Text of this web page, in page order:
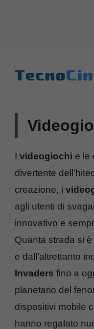
I videogiochi e le
divertente
creazione, i
agli utenti di
innovativo e
Quanta strada si
e dall’altrettanto
Invaders fino a
planetario del
dispositivi mobile
hanno regalato